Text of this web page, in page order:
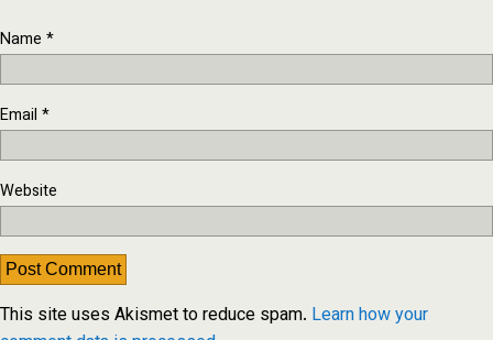
Name *
Email *
Website
This site uses Akismet to reduce spam. Learn how your